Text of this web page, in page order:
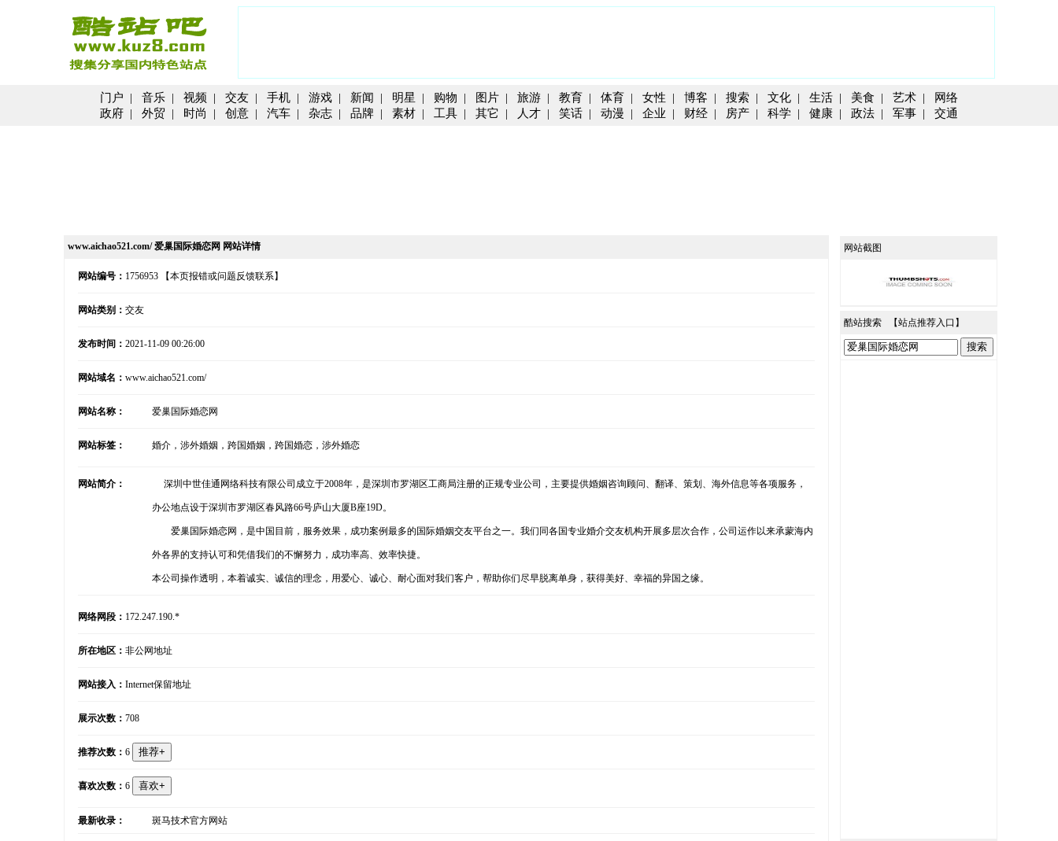
门户 | 音乐 | 视频 | 交友 | 手机 | 游戏 | 新闻 | 明星 | 购物 | 图片 | 旅游 | 教育 | 体育 | 女性 | 博客 | 搜索 | 文化 | 生活 | 美食 | 艺术 |
网络
政府 | 外贸 | 时尚 | 创意 | 汽车 | 杂志 | 品牌 | 素材 | 工具 | 其它 | 人才 | 笑话 | 动漫 | 企业 | 财经 | 房产 | 科学 | 健康 | 政法 | 军事 | 交通
www.aichao521.com/ 爱巢国际婚恋网 网站详情
网站编号： 1756953 【本页报错或问题反馈联系】
网站类别： 交友
发布时间： 2021-11-09 00:26:00
网站域名： www.aichao521.com/
网站名称： 爱巢国际婚恋网
网站标签： 婚介，涉外婚姻，跨国婚姻，跨国婚恋，涉外婚恋
网站简介： 深圳中世佳通网络科技有限公司成立于2008年，是深圳市罗湖区工商局注册的正规专业公司，主要提供婚姻咨询顾问、翻译、策划、海外信息等各项服务，
办公地点设于深圳市罗湖区春风路66号庐山大厦B座19D。
爱巢国际婚恋网，是中国目前，服务效果，成功案例最多的国际婚姻交友平台之一。我们同各国专业婚介交友机构开展多层次合作，公司运作以来承蒙海内
外各界的支持认可和凭借我们的不懈努力，成功率高、效率快捷。
本公司操作透明，本着诚实、诚信的理念，用爱心、诚心、耐心面对我们客户，帮助你们尽早脱离单身，获得美好、幸福的异国之缘。
网络网段： 172.247.190.*
所在地区： 非公网地址
网站接入： Internet保留地址
展示次数： 708
推荐次数： 6
喜欢次数： 6
最新收录： 斑马技术官方网站
网站截图
酷站搜索 【站点推荐入口 】